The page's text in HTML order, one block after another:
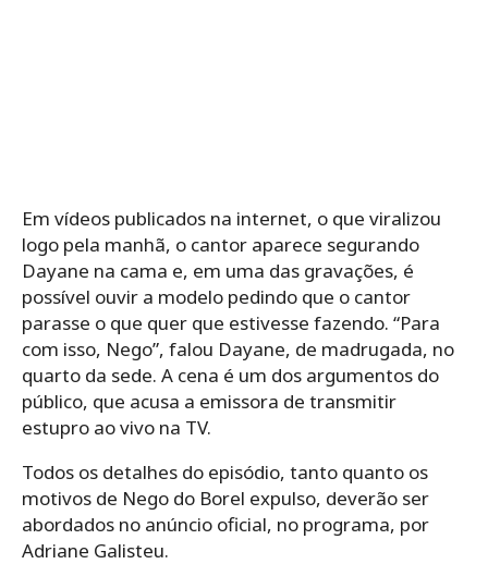
Em vídeos publicados na internet, o que viralizou
logo pela manhã, o cantor aparece segurando
Dayane na cama e, em uma das gravações, é
possível ouvir a modelo pedindo que o cantor
parasse o que quer que estivesse fazendo. “Para
com isso, Nego”, falou Dayane, de madrugada, no
quarto da sede. A cena é um dos argumentos do
público, que acusa a emissora de transmitir
estupro ao vivo na TV.
Todos os detalhes do episódio, tanto quanto os
motivos de Nego do Borel expulso, deverão ser
abordados no anúncio oficial, no programa, por
Adriane Galisteu.